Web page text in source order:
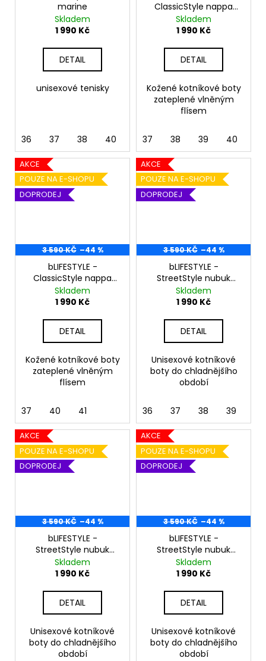
marine
Skladem
1 990 Kč
DETAIL
unisexové tenisky
36 37 38 40
ClassicStyle nappa
braun
Skladem
1 990 Kč
DETAIL
Kožené kotníkové boty
zateplené vlněným
flísem
37 38 39 40
AKCE
POUZE NA E-SHOPU
DOPRODEJ
3 590 KČ –44 %
bLIFESTYLE -
ClassicStyle nappa
schwarz
Skladem
1 990 Kč
DETAIL
Kožené kotníkové boty
zateplené vlněným
flísem
37 40 41
AKCE
POUZE NA E-SHOPU
DOPRODEJ
3 590 KČ –44 %
bLIFESTYLE -
StreetStyle nubuk
keramik
Skladem
1 990 Kč
DETAIL
Unisexové kotníkové
boty do chladnějšího
období
36 37 38 39
AKCE
POUZE NA E-SHOPU
DOPRODEJ
3 590 KČ –44 %
bLIFESTYLE -
StreetStyle nubuk
petrol
Skladem
1 990 Kč
DETAIL
Unisexové kotníkové
boty do chladnějšího
období
AKCE
POUZE NA E-SHOPU
DOPRODEJ
3 590 KČ –44 %
bLIFESTYLE -
StreetStyle nubuk
sand
Skladem
1 990 Kč
DETAIL
Unisexové kotníkové
boty do chladnějšího
období